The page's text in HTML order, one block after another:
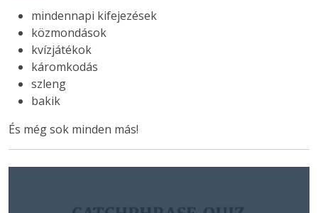
mindennapi kifejezések
közmondások
kvízjátékok
káromkodás
szleng
bakik
És még sok minden más!